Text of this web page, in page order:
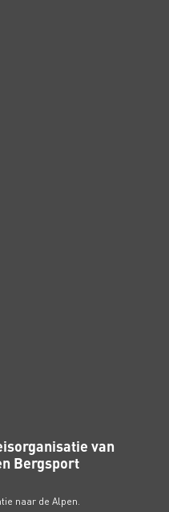
van
Bergsport
naar de Alpen.